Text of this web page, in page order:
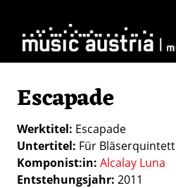
Escapade
Werktitel Escapade
Untertitel Für Bläserquintett
Komponist:in Alcalay Luna
Entstehungsjahr 2011